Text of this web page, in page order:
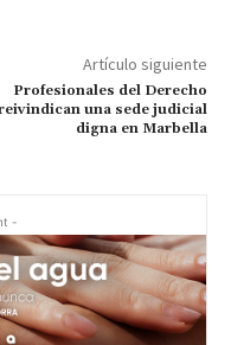
Artículo siguiente
Profesionales del Derecho
una sede judicial
digna en Marbella
-